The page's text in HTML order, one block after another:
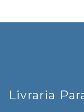
Livraria